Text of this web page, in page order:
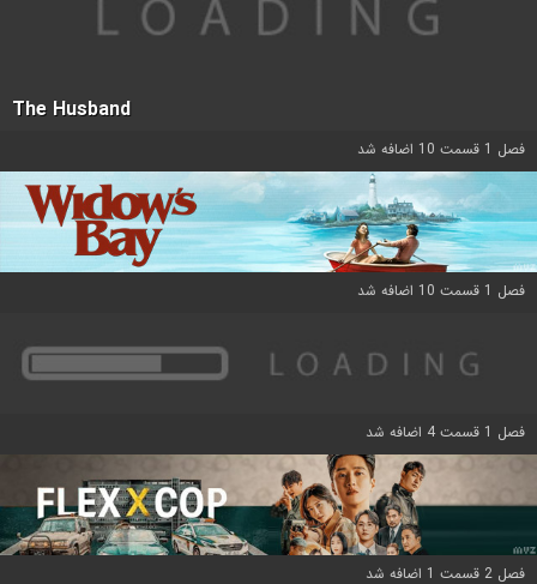
The Husband
فصل 1 قسمت 10 اضافه شد
فصل 1 قسمت 10 اضافه شد
فصل 1 قسمت 4 اضافه شد
فصل 2 قسمت 1 اضافه شد